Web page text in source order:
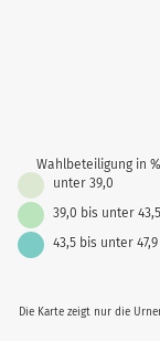
Die Karte zeigt nur die
Wahlbeteiligung in
unter 39,0
39,0 bis unter 43,5
43,5 bis unter 47,9